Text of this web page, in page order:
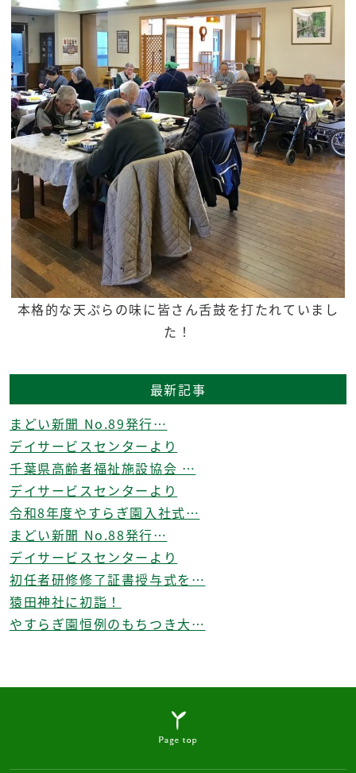
本格的な天ぷらの味に皆さん舌鼓を打たれていまし
た！
最新記事
まどい新聞 No.89発行…
デイサービスセンターより
千葉県高齢者福祉施設協会 …
デイサービスセンターより
令和8年度やすらぎ園入社式…
まどい新聞 No.88発行…
デイサービスセンターより
初任者研修修了証書授与式を…
猿田神社に初詣！
やすらぎ園恒例のもちつき大…